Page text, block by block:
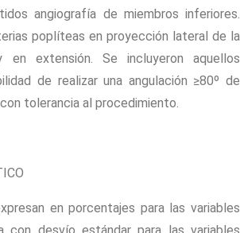
angiografía de miembros inferiores.
poplíteas en proyección lateral de la
extensión. Se incluyeron aquellos
de realizar una angulación ≥80º de
tolerancia al procedimiento.
en porcentajes para las variables